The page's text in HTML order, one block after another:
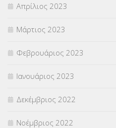
Απρίλιος 2023
Μάρτιος 2023
Φεβρουάριος 2023
Ιανουάριος 2023
Δεκέμβριος 2022
Νοέμβριος 2022